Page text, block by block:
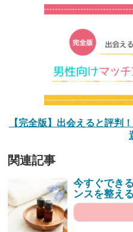
【完全版】出会えると評判
関連記事
今すぐでき
ンスを整え